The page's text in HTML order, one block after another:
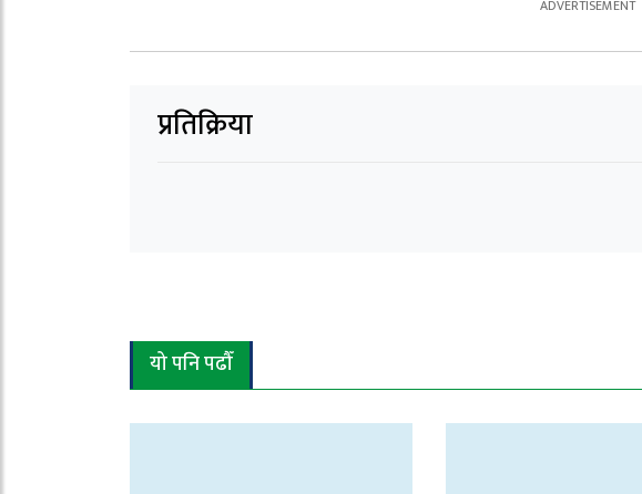
प्रतिक्रिया
यो पनि पढौँ